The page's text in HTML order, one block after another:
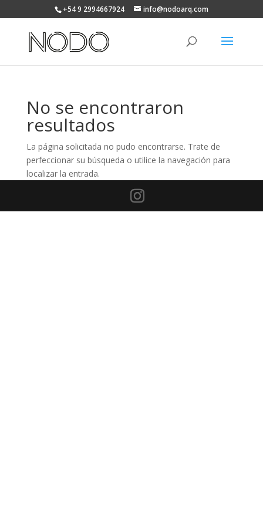
+54 9 2994667924 info@nodoarq.com
No se encontraron
resultados
La página solicitada no pudo encontrarse. Trate de
perfeccionar su búsqueda o utilice la navegación para
localizar la entrada.